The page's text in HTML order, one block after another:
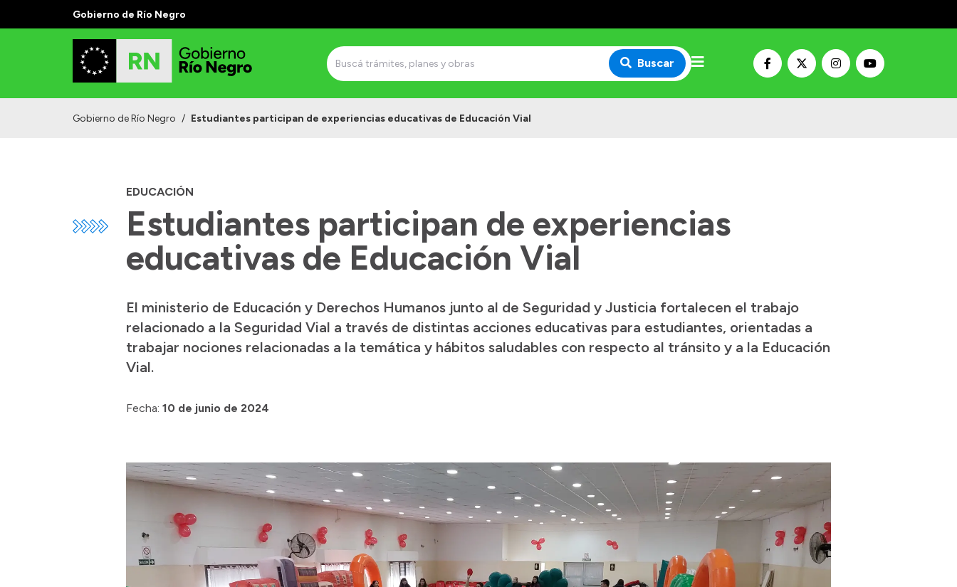
Gobierno de Río Negro
Buscar
Gobierno de Río Negro / Estudiantes participan de experiencias educativas de Educación Vial
EDUCACIÓN
Estudiantes participan de experiencias
educativas de Educación Vial
El ministerio de Educación y Derechos Humanos junto al de Seguridad y Justicia fortalecen el trabajo
relacionado a la Seguridad Vial a través de distintas acciones educativas para estudiantes, orientadas a
trabajar nociones relacionadas a la temática y hábitos saludables con respecto al tránsito y a la Educación
Vial.
Fecha: 10 de junio de 2024